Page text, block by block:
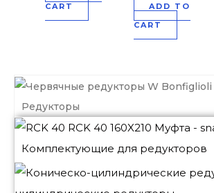
Редукторы
Комплектующие для редукторов
CART
ADD TO
CART